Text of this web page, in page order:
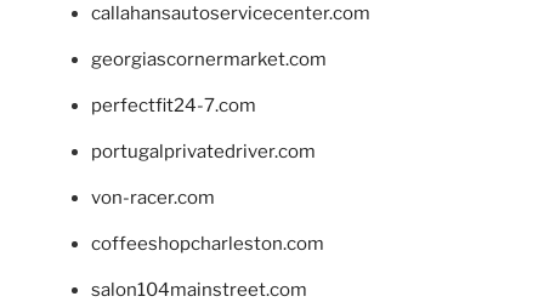
callahansautoservicecenter.com
georgiascornermarket.com
perfectfit24-7.com
portugalprivatedriver.com
von-racer.com
coffeeshopcharleston.com
salon104mainstreet.com